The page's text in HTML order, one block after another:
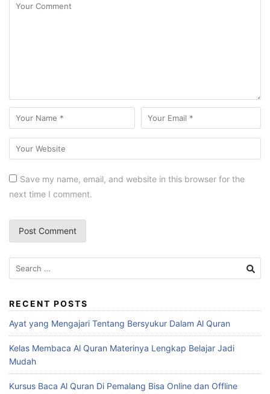
Save my name, email, and website in this browser for the
next time I comment.
Search
for:
RECENT POSTS
Ayat yang Mengajari Tentang Bersyukur Dalam Al Quran
Kelas Membaca Al Quran Materinya Lengkap Belajar Jadi
Mudah
Kursus Baca Al Quran Di Pemalang Bisa Online dan Offline